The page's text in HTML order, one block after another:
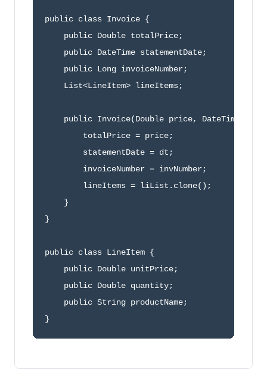
public class Invoice {
    public Double totalPrice;
    public DateTime statementDate;
    public Long invoiceNumber;
    List<LineItem> lineItems;
public Invoice(Double price, DateTime dt,
        totalPrice = price;
        statementDate = dt;
        invoiceNumber = invNumber;
        lineItems = liList.clone();
    }
}
public class LineItem {
    public Double unitPrice;
    public Double quantity;
    public String productName;
}